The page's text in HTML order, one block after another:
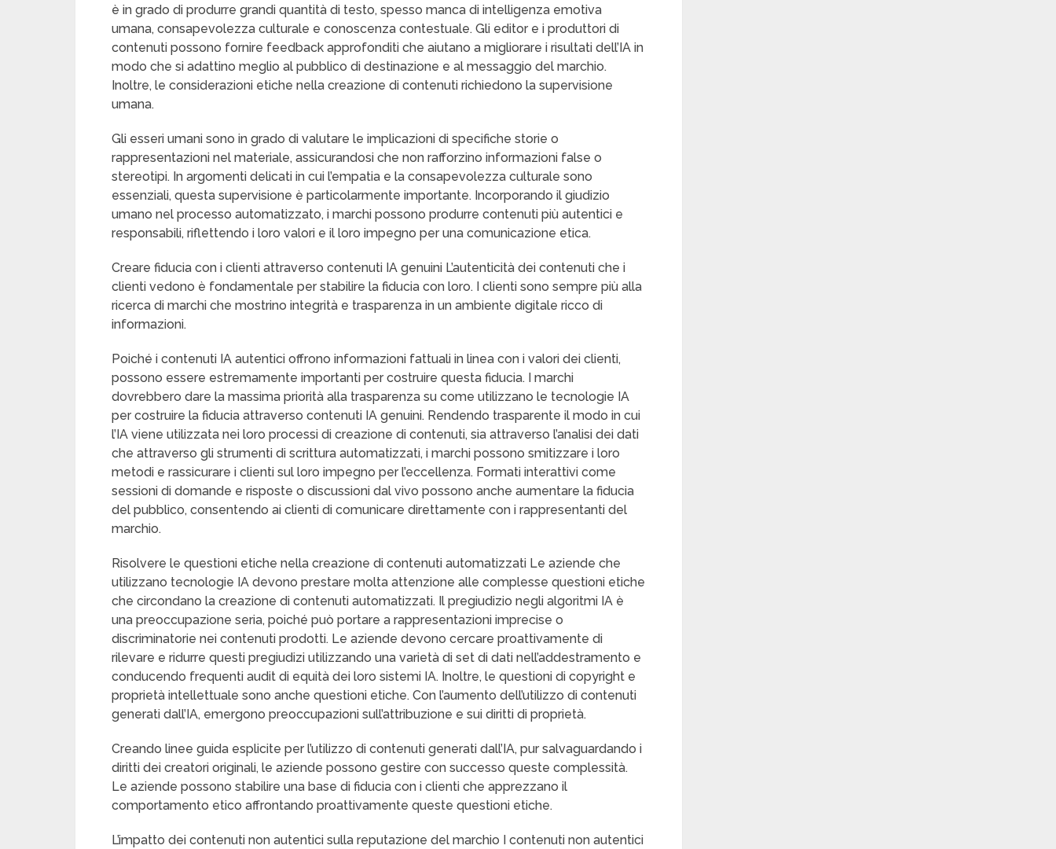
è in grado di produrre grandi quantità di testo, spesso manca di intelligenza emotiva
umana, consapevolezza culturale e conoscenza contestuale. Gli editor e i produttori di
contenuti possono fornire feedback approfonditi che aiutano a migliorare i risultati dell’IA in
modo che si adattino meglio al pubblico di destinazione e al messaggio del marchio.
Inoltre, le considerazioni etiche nella creazione di contenuti richiedono la supervisione
umana.
Gli esseri umani sono in grado di valutare le implicazioni di specifiche storie o
rappresentazioni nel materiale, assicurandosi che non rafforzino informazioni false o
stereotipi. In argomenti delicati in cui l’empatia e la consapevolezza culturale sono
essenziali, questa supervisione è particolarmente importante. Incorporando il giudizio
umano nel processo automatizzato, i marchi possono produrre contenuti più autentici e
responsabili, riflettendo i loro valori e il loro impegno per una comunicazione etica.
Creare fiducia con i clienti attraverso contenuti IA genuini L’autenticità dei contenuti che i
clienti vedono è fondamentale per stabilire la fiducia con loro. I clienti sono sempre più alla
ricerca di marchi che mostrino integrità e trasparenza in un ambiente digitale ricco di
informazioni.
Poiché i contenuti IA autentici offrono informazioni fattuali in linea con i valori dei clienti,
possono essere estremamente importanti per costruire questa fiducia. I marchi
dovrebbero dare la massima priorità alla trasparenza su come utilizzano le tecnologie IA
per costruire la fiducia attraverso contenuti IA genuini. Rendendo trasparente il modo in cui
l’IA viene utilizzata nei loro processi di creazione di contenuti, sia attraverso l’analisi dei dati
che attraverso gli strumenti di scrittura automatizzati, i marchi possono smitizzare i loro
metodi e rassicurare i clienti sul loro impegno per l’eccellenza. Formati interattivi come
sessioni di domande e risposte o discussioni dal vivo possono anche aumentare la fiducia
del pubblico, consentendo ai clienti di comunicare direttamente con i rappresentanti del
marchio.
Risolvere le questioni etiche nella creazione di contenuti automatizzati Le aziende che
utilizzano tecnologie IA devono prestare molta attenzione alle complesse questioni etiche
che circondano la creazione di contenuti automatizzati. Il pregiudizio negli algoritmi IA è
una preoccupazione seria, poiché può portare a rappresentazioni imprecise o
discriminatorie nei contenuti prodotti. Le aziende devono cercare proattivamente di
rilevare e ridurre questi pregiudizi utilizzando una varietà di set di dati nell’addestramento e
conducendo frequenti audit di equità dei loro sistemi IA. Inoltre, le questioni di copyright e
proprietà intellettuale sono anche questioni etiche. Con l’aumento dell’utilizzo di contenuti
generati dall’IA, emergono preoccupazioni sull’attribuzione e sui diritti di proprietà.
Creando linee guida esplicite per l’utilizzo di contenuti generati dall’IA, pur salvaguardando i
diritti dei creatori originali, le aziende possono gestire con successo queste complessità.
Le aziende possono stabilire una base di fiducia con i clienti che apprezzano il
comportamento etico affrontando proattivamente queste questioni etiche.
L’impatto dei contenuti non autentici sulla reputazione del marchio I contenuti non autentici